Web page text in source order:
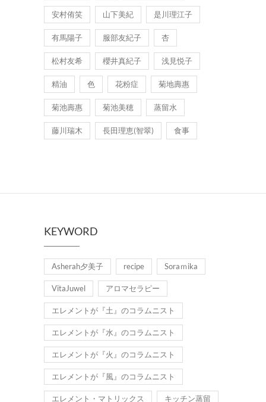
安村侑笑 山下美紀 是川理江子
有馬陽子 服部友紀子 杏
松村友希 櫻井真紀子 浅見悦子
精油 色 花粉症 菊地壽惠
菊池壽惠 菊池美穂 蒸留水
藤川瑞木 長田理恵(智翠) 食事
KEYWORD
Asherah夕美子 recipe Soraｍika
VitaJuwel アロマセラピー
エレメントが『土』のコラムニスト
エレメントが『水』のコラムニスト
エレメントが『火』のコラムニスト
エレメントが『風』のコラムニスト
エレメント・マトリックス キッチン蒸留